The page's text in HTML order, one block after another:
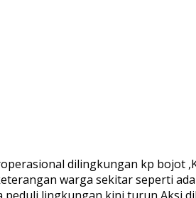
dilingkungan kp bojot
warga sekitar seperti